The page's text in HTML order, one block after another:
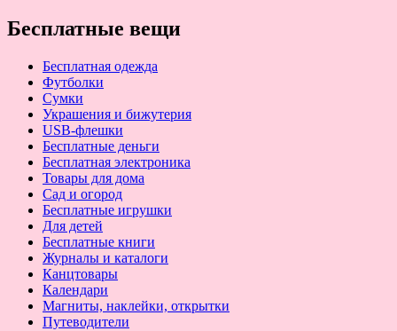
Бесплатные вещи
Бесплатная одежда
Футболки
Сумки
Украшения и бижутерия
USB-флешки
Бесплатные деньги
Бесплатная электроника
Товары для дома
Сад и огород
Бесплатные игрушки
Для детей
Бесплатные книги
Журналы и каталоги
Канцтовары
Календари
Магниты, наклейки, открытки
Путеводители